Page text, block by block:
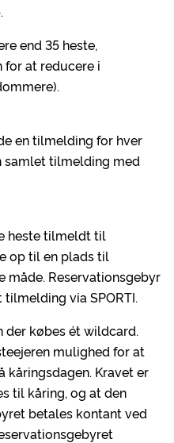
end 35 heste,
at reducere i
en tilmelding for hver
samlet tilmelding med
heste tilmeldt til
op til en plads til
måde. Reservationsgebyr
tilmelding via SPORTI.
der købes ét wildcard.
mulighed for at
kåringsdagen. Kravet er
til kåring, og at den
betales kontant ved